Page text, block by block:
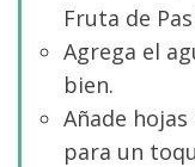
Fruta de
Agrega el
bien.
Añade
para un